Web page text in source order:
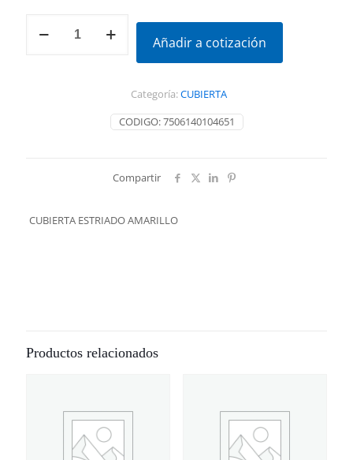
ESTRIADO
Añadir a cotización
CODIGO:7506140104651
Categoría:CUBIERTA
Compartir
CUBIERTA ESTRIADO AMARILLO
Productos relacionados